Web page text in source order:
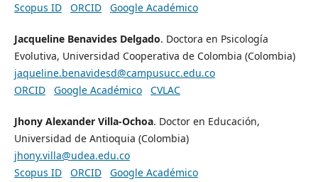
Scopus ID
ORCID Google Académico
Jacqueline Benavides Delgado. Doctora en Psicología
Evolutiva, Universidad Cooperativa de Colombia (Colombia)
jaqueline.benavidesd@campusucc.edu.co
ORCID
Google Académico CVLAC
Jhony Alexander Villa-Ochoa. Doctor en Educación,
Universidad de Antioquia (Colombia)
jhony.villa@udea.edu.co
Scopus ID
ORCID Google Académico